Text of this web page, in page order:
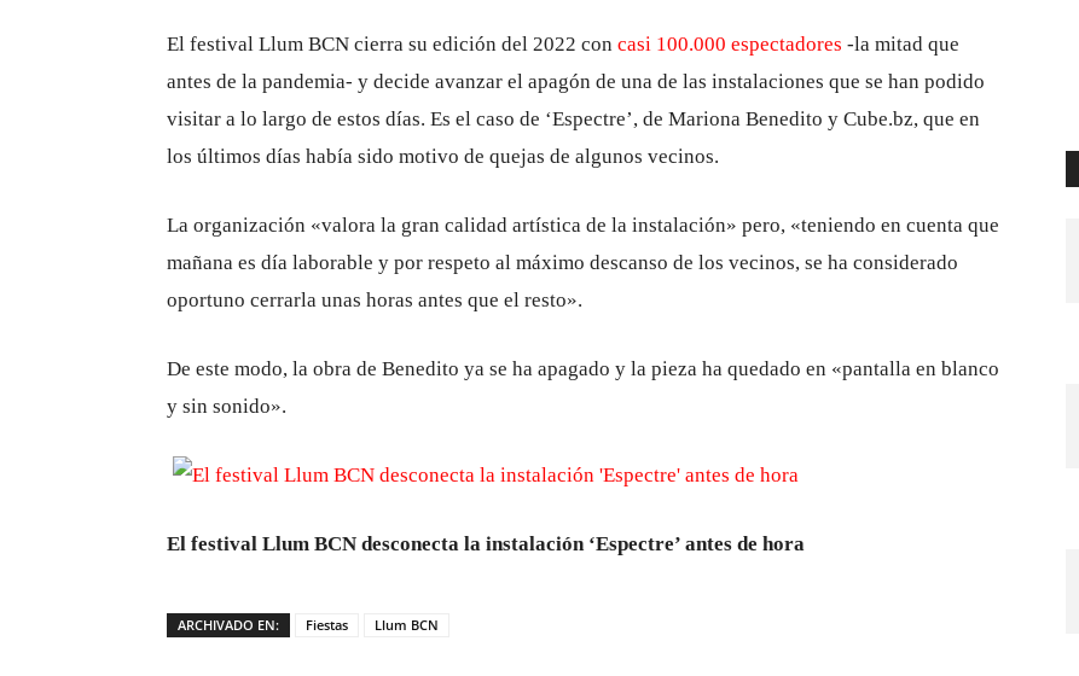
El festival Llum BCN cierra su edición del 2022 con casi 100.000 espectadores -la mitad que
antes de la pandemia- y decide avanzar el apagón de una de las instalaciones que se han podido
visitar a lo largo de estos días. Es el caso de ‘Espectre’, de Mariona Benedito y Cube.bz, que en
los últimos días había sido motivo de quejas de algunos vecinos.
La organización «valora la gran calidad artística de la instalación» pero, «teniendo en cuenta que
mañana es día laborable y por respeto al máximo descanso de los vecinos, se ha considerado
oportuno cerrarla unas horas antes que el resto».
De este modo, la obra de Benedito ya se ha apagado y la pieza ha quedado en «pantalla en blanco
y sin sonido».
El festival Llum BCN desconecta la instalación ‘Espectre’ antes de hora
ARCHIVADO EN: Fiestas Llum BCN